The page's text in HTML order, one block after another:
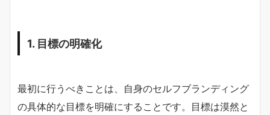
1. 目標の明確化
最初に行うべきことは、自身のセルフブランディング
の具体的な目標を明確にすることです。目標は漠然と